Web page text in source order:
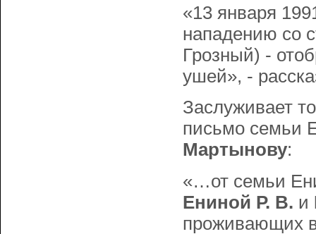
«13 января
нападению со
Грозный) -
ушей», -
Заслуживает
письмо семьи
Мартынову:
«…от семьи
Ениной Р. В. и
проживающих